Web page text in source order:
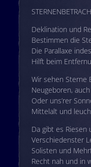
Deklination und
Bestimmen die
Die Parallaxe
Hilft beim
Wir sehen Sterne
Neugeboren,
Oder uns’rer
Mittelalt und
Da gibt es Riesen
Verschiedenster
Solisten und
Recht nah und in